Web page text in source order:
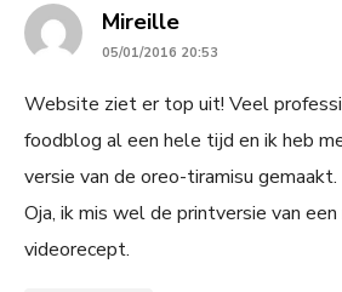
Mireillesays:
05/01/2016 20:53
Website ziet er top uit! Veel
foodblog al een hele tijd en ik heb
versie van de oreo-tiramisu
Oja, ik mis wel de printversie van
videorecept.